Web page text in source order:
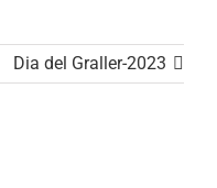
Dia del Graller-2023